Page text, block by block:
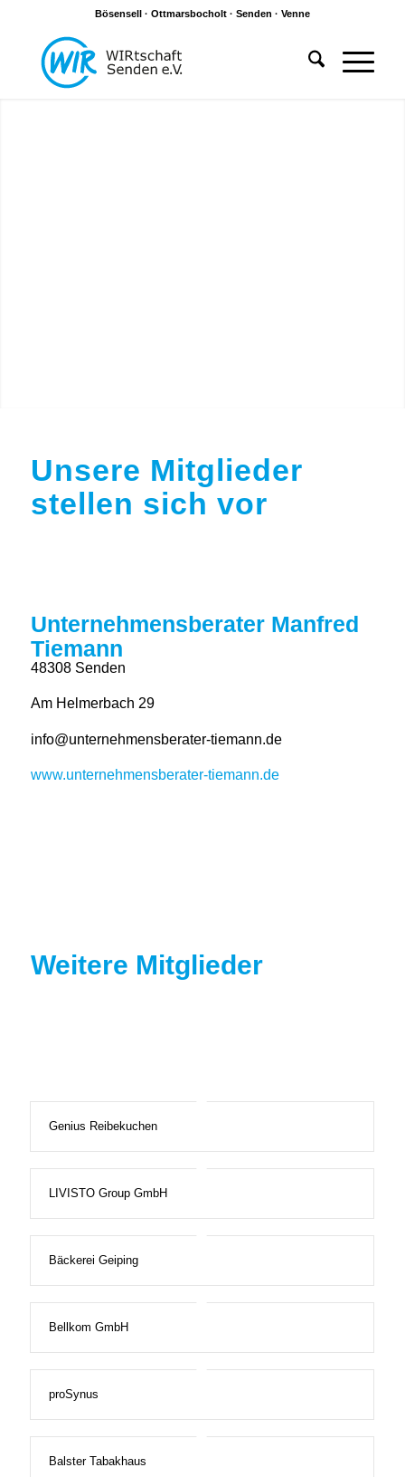
Bösensell · Ottmarsbocholt · Senden · Venne
Unsere Mitglieder
stellen sich vor
Unternehmensberater Manfred
Tiemann
48308 Senden
Am Helmerbach 29
info@unternehmensberater-tiemann.de
www.unternehmensberater-tiemann.de
Weitere Mitglieder
Genius Reibekuchen
LIVISTO Group GmbH
Bäckerei Geiping
Bellkom GmbH
proSynus
Balster Tabakhaus